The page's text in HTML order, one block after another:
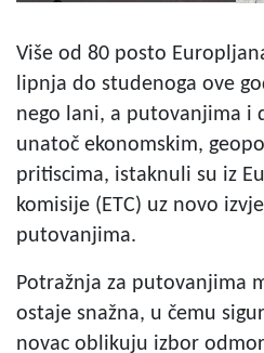
Više od 80 posto
lipnja do studenoga ove
nego lani, a putovanjima i
unatoč ekonomskim,
pritiscima, istaknuli su iz
komisije (ETC) uz novo
putovanjima.
Potražnja za putovanjima
ostaje snažna, u čemu
novac oblikuju izbor